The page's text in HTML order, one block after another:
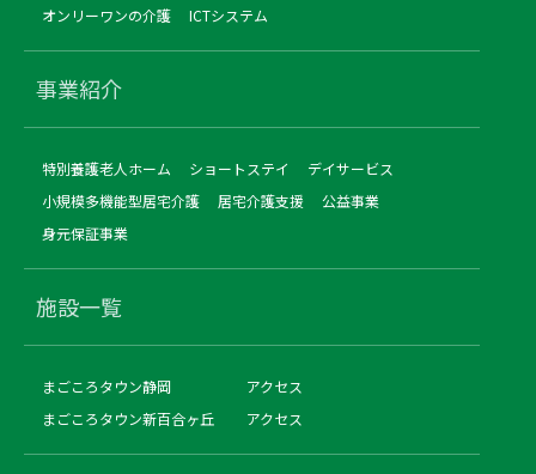
オンリーワンの介護 ICTシステム
事業紹介
特別養護老人ホーム ショートステイ
デイサービス
小規模多機能型居宅介護
居宅介護支援
公益事業
身元保証事業
施設一覧
まごころタウン静岡
アクセス
まごころタウン新百合ヶ丘
アクセス